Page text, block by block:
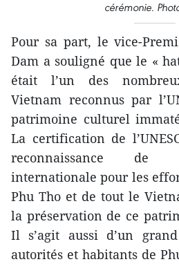
cérémonie.
Pour sa part, le ​vice-
Dam a souligné que le «
était l’un des
Vietnam reconnus par
patrimoine culturel
La certification de
reconnaissance de
internationale pour les
Phu Tho et de tout le
la préservation de ce
Il s’agit aussi d’un
autorités et habitants de